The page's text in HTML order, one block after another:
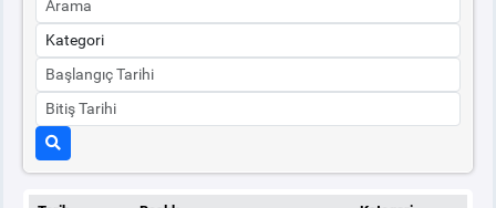
TEMİNAT
BÜLTENLER
DUYURULAR